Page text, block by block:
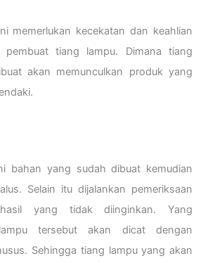
memerlukan kecekatan dan keahlian
tiang lampu. Dimana tiang
akan memunculkan produk yang
bahan yang sudah dibuat kemudian
Selain itu dijalankan pemeriksaan
yang tidak diinginkan. Yang
tersebut akan dicat dengan
Sehingga tiang lampu yang akan